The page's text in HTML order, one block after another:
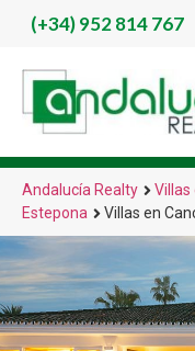
(+34)952 814 767
Andalucía Realty Villas
Estepona
Villas en